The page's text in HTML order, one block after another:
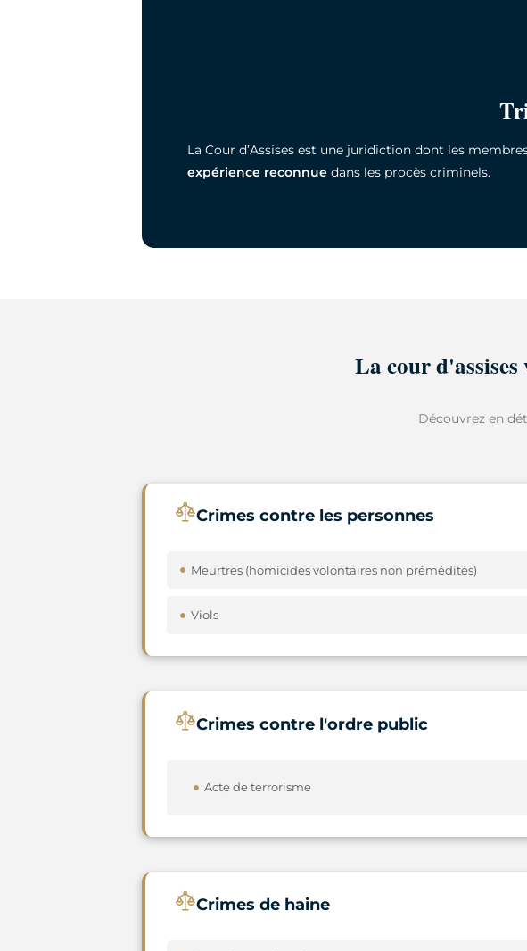
La Cour d’Assises est une juridiction dont les
expérience reconnue dans les procès criminels.
La cour d'assises
Découvrez en
Crimes contre les personnes
Meurtres (homicides volontaires non prémédités)
Viols
Crimes contre l'ordre public
Acte de terrorisme
Crimes de haine